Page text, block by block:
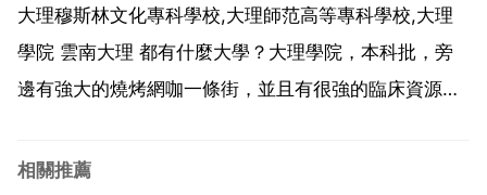
12 新疆體育...
大理穆斯林文化專科學校,大理師范高等專科學校,大理
學院 雲南大理 都有什麼大學？大理學院，本科批，旁
邊有強大的燒烤網咖一條街，並且有很強的臨床資源，
大學 位置 名稱見圖 大理大學 大理醫學院 位址 下關鎮
相關推薦